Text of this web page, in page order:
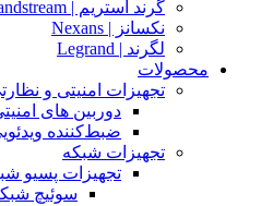
گرند استریم | Grandstream
نکسانز | Nexans
لگرند | Legrand
محصولات
تجهیزات امنیتی و
دوربین های
ضبط‌کننده
تجهیزات شبکه
تجهیزات پسیو
سوئیچ‌